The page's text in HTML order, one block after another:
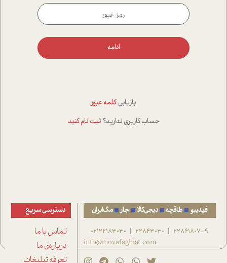
ادامه
بازیابی کلمه عبور
حساب کاربری ندارید؟ ثبت نام کنید
فیدیبو طاقچه دیجی‌کالا جار مگ‌ایران
22861807-9
|
22843030
|
02122183030
info@movafaghiat.com
دسترسی سریع
تماس با ما
درباره‌ی ما
تعرفه تبلیغات